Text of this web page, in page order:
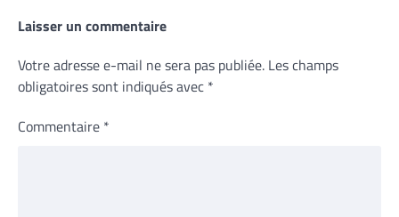
Laisser un commentaire
Votre adresse e-mail ne sera pas publiée. Les champs
obligatoires sont indiqués avec *
Commentaire *